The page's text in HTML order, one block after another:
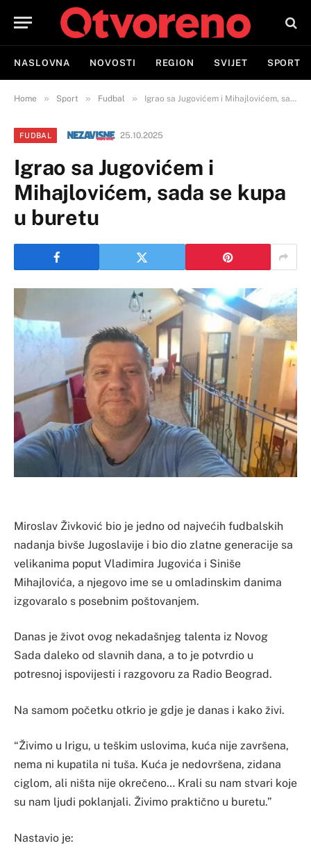
NASLOVNA NOVOSTI REGION SVIJET SPORT
Home » Sport » Fudbal » Igrao sa Jugovićem i Mihajlovićem, sada se kupa u buretu
FUDBAL 25.10.2025
Igrao sa Jugovićem i
Mihajlovićem, sada se kupa
u buretu
​Miroslav Živković bio je jedno od najvećih fudbalskih
nadanja bivše Jugoslavije i bio dio zlatne generacije sa
velikanima poput Vladimira Jugovića i Siniše
Mihajlovića, a njegovo ime se u omladinskim danima
izgovaralo s posebnim poštovanjem.
Danas je život ovog nekadašnjeg talenta iz Novog
Sada daleko od slavnih dana, a to je potvrdio u
potresnoj ispovijesti i razgovoru za Radio Beograd.
Na samom početku otkrio je gdje je danas i kako živi.
“Živimo u Irigu, u teškim uslovima, kuća nije završena,
nema ni kupatila ni tuša. Kuća je nedovršena, zidana
ciglom, ali ništa nije okrečeno… Krali su nam stvari koje
su nam ljudi poklanjali. Živimo praktično u buretu.”
Nastavio je: